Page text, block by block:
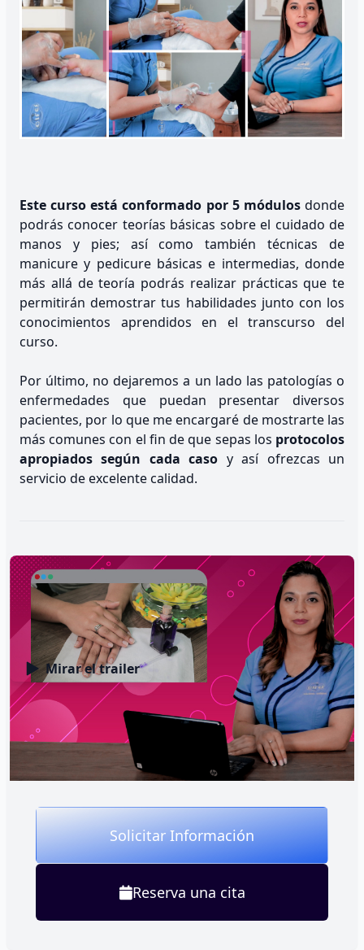
Este curso está conformado por 5 módulosdonde
podrás conocer teorías básicas sobre el cuidado de
manos y pies; así como también técnicas de
manicure y pedicure básicas e intermedias, donde
más allá de teoría podrás realizar prácticas que te
permitirán demostrar tus habilidades junto con los
conocimientos aprendidos en el transcurso del
curso.
Por último, no dejaremos a un lado las patologías o
enfermedades que puedan presentar diversos
pacientes, por lo que me encargaré de mostrarte las
más comunes con el fin de que sepas los protocolos
apropiados según cada caso y así ofrezcas un
servicio de excelente calidad.
Habilidades que desarrollarás
Manicure y pedicure
Mirar el trailer
Solicitar Información
Reserva una cita